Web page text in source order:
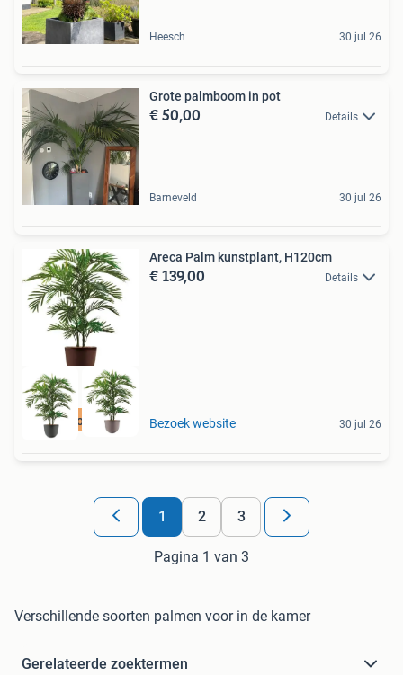
Heesch 30 jul 26
Grote palmboom in pot
€ 50,00 Details
Barneveld 30 jul 26
Best beoordeeld
Areca Palm kunstplant, H120cm
€ 139,00 Details
Bezoek website 30 jul 26
1 2 3
Pagina 1 van 3
Verschillende soorten palmen voor in de kamer
Gerelateerde zoektermen